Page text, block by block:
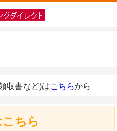
収書など)はこちらから
ちら